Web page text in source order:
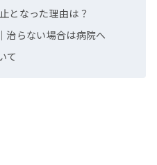
となった理由は？
治らない場合は病院へ
て